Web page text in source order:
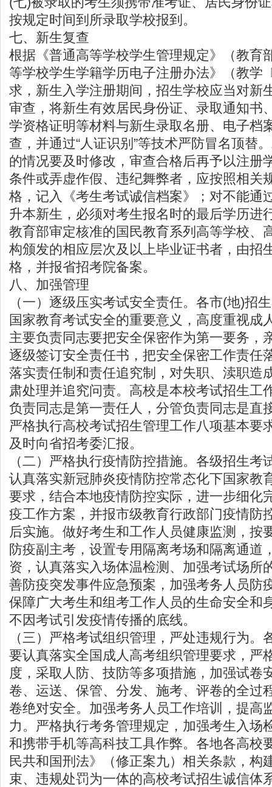
按规定时间到所录取学校报到。
七、新生复查
根据《普通高等学校学生管理规定》（教育
等学校学生学籍学历电子注册办法》（教学
求，新生入学注册期间，招生学校应当对新
审查，将新生有效居民身份证、录取通知书
学资格证明等材料与新生录取名册、电子档
查，并通过“人证识别”等技术严防冒名顶替
的情况要及时修改，审查合格后再予以注册
条件或弄虚作假、违纪舞弊者，应按照相关
格，记入《考生考试诚信档案》；对不能通
升本新生，必须对考生报名时的最后学历进
教育部审定核准的国民教育系列高等学校、
构颁发的相应层次及以上毕业证书者，由招
格，并报省招考院备案。
八、加强管理
（一）逐级压实考试安全责任。各市(地)招
国家教育考试安全的重要意义，高度重视成
主要负责同志要把安全保密作为第一要务，
逐级签订安全责任书，把安全保密工作责任
落实责任制和责任追究制，对失职、渎职造
肃处理并追究问责。高校是本校考试招生工
负责同志是第一责任人，分管负责同志是直
严格执行高校考试招生管理工作八项基本要
及时向省招考委汇报。
（二）严格执行疫情防控措施。各级招生考
认真落实新冠肺炎疫情防控常态化下国家教
要求，结合本地疫情防控实际，进一步细化
疫工作方案，并报市级教育行政部门疫情防
后实施。做好考生和工作人员健康监测，按
防疫副主考，设置专用隔离考场和隔离通道
资，认真落实入场体温检测、加强考试场所
善防疫突发事件应急预案，加强考务人员防
保障广大考生和组考工作人员的生命安全和
不因考试引发疫情传播的底线。
（三）严格考试组织管理，严处违规行为。
要认真落实全国成人高考组织管理要求，严
度，采取人防、技防等多项措施，加强试卷
卷、运送、保管、分发、施考、评卷的全过
卷绝对安全。加强考务人员工作培训，提高
力。严格执行考务管理规定，加强考生入场
和携带手机等高科技工具作弊。各地各高校
民共和国刑法》（修正案九）相关条款，构
束、违规处罚为一体的高校考试招生诚信体